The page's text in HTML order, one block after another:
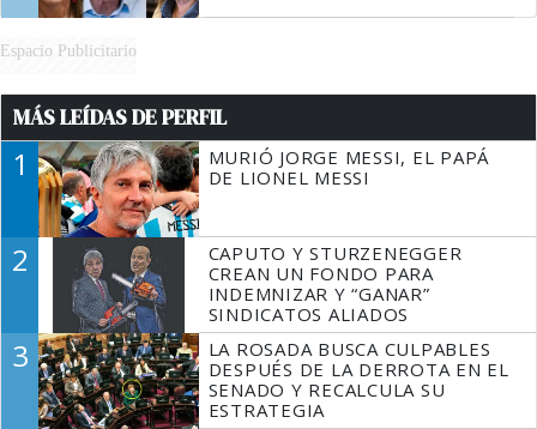
Espacio Publicitario
MÁS LEÍDAS DE PERFIL
1
MURIÓ JORGE MESSI, EL PAPÁ
DE LIONEL MESSI
2
CAPUTO Y STURZENEGGER
CREAN UN FONDO PARA
INDEMNIZAR Y “GANAR”
SINDICATOS ALIADOS
3
LA ROSADA BUSCA CULPABLES
DESPUÉS DE LA DERROTA EN EL
SENADO Y RECALCULA SU
ESTRATEGIA